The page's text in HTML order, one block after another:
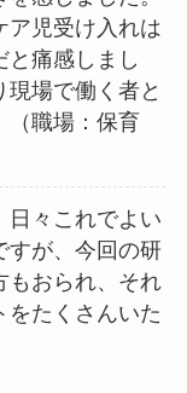
ア児受け入れは
と痛感しまし
場で働く者と
（職場：保育
日々これでよい
すが、今回の研
もおられ、それ
をたくさんいた